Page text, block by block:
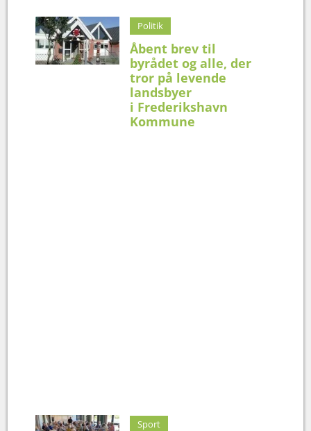
Politik
Åbent brev til
byrådet og alle, der
tror på levende
landsbyer
i Frederikshavn
Kommune
Sport